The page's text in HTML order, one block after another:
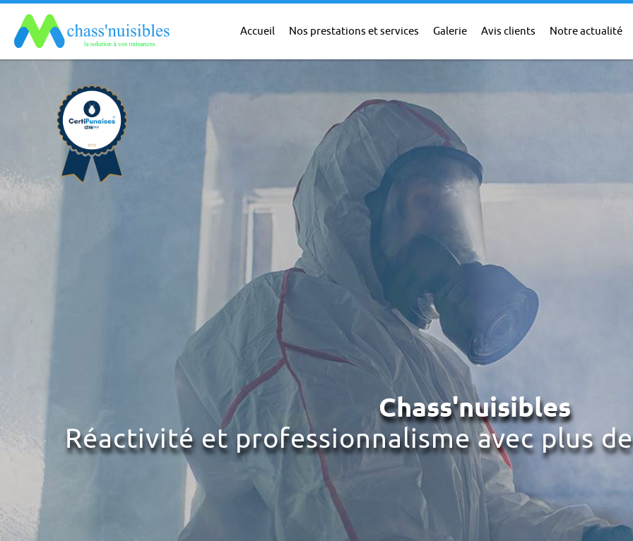
Accueil Nos prestations et services Galerie Avis clients Notre actualité
Chass'nuisibles
Réactivité et professionnalisme avec plus